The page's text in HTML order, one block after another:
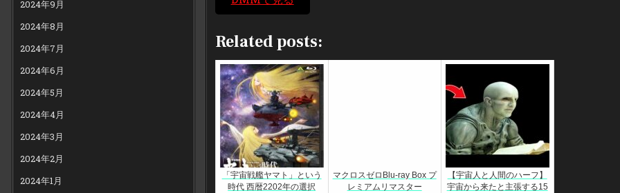
2024年9月
2024年8月
2024年7月
2024年6月
2024年5月
2024年4月
2024年3月
2024年2月
2024年1月
Related posts:
「宇宙戦艦ヤマト」という
時代 西暦2202年の選択
マクロスゼロBlu-ray Box プ
レミアムリマスター
【宇宙人と人間のハーフ】
宇宙から来たと主張する15